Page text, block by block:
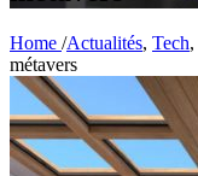
Home /Actualités, Tech,
métavers